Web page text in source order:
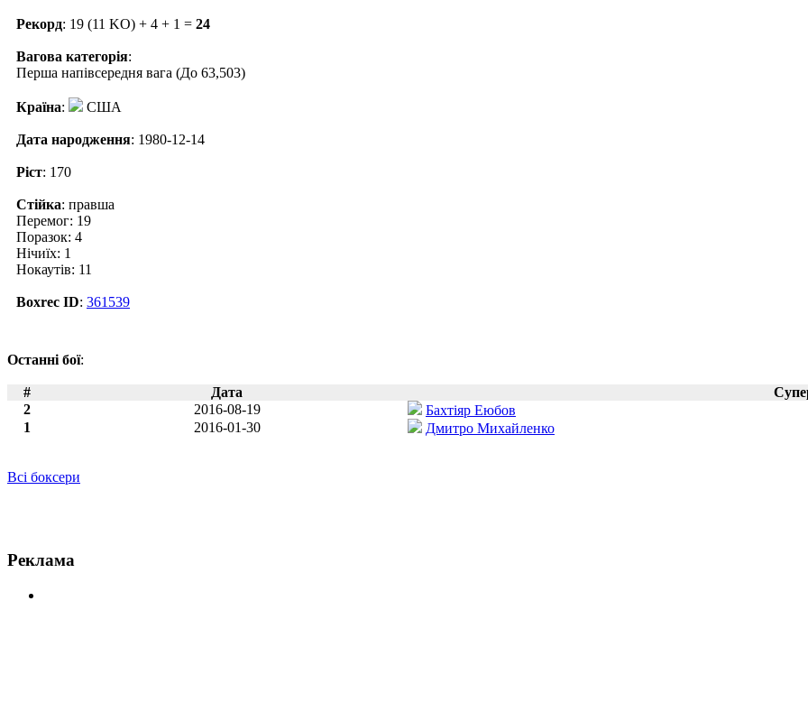
Рекорд: 19 (11 KO) + 4 + 1 = 24
Вагова категорія:
Перша напівсередня вага (До 63,503)
Країна: США
Дата народження: 1980-12-14
Ріст: 170
Стійка: правша
Перемог: 19
Поразок: 4
Нічиїх: 1
Нокаутів: 11
Boxrec ID: 361539
Останні бої:
# Дата
2
2016-08-19
Бахтіяр Еюбов
1
2016-01-30 Дмитро Михайленко
Всі боксери
Реклама